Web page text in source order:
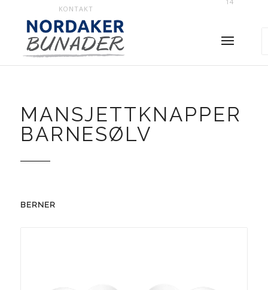
KONTAKT
MANSJETTKNAPPER
BARNESØLV
BERNER